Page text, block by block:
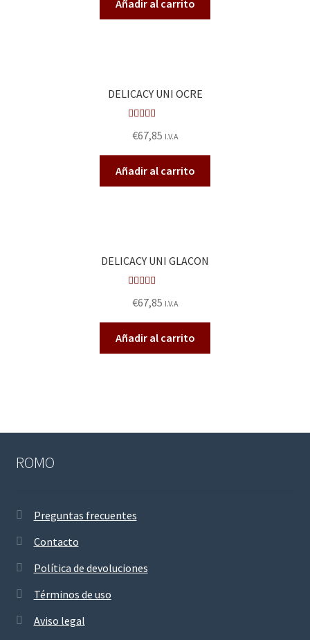
de 5
Añadir al carrito
DELICACY UNI OCRE
do en
2.50
de 5
€67,85 I.V.A
Añadir al carrito
DELICACY UNI GLACON
do en
2.55
de 5
€67,85 I.V.A
Añadir al carrito
ROMO
Preguntas frecuentes
Contacto
Política de devoluciones
Términos de uso
Aviso legal